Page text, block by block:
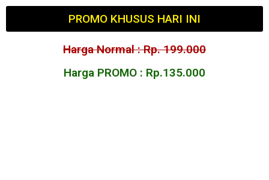
PROMO KHUSUS HARI INI
Harga Normal : Rp. 199.000
Harga PROMO : Rp.135.000